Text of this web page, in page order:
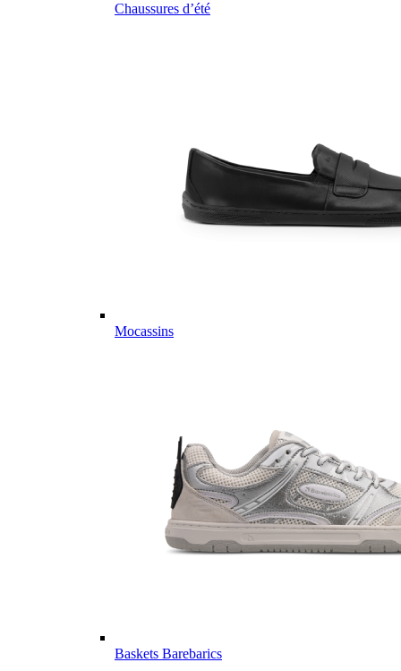
Chaussures d’été
Mocassins
Baskets Barebarics